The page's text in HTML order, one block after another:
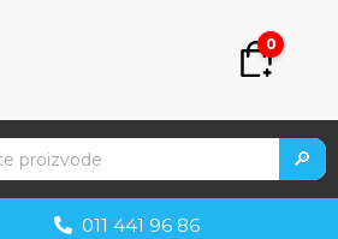
0
🔎
011 441 96 86